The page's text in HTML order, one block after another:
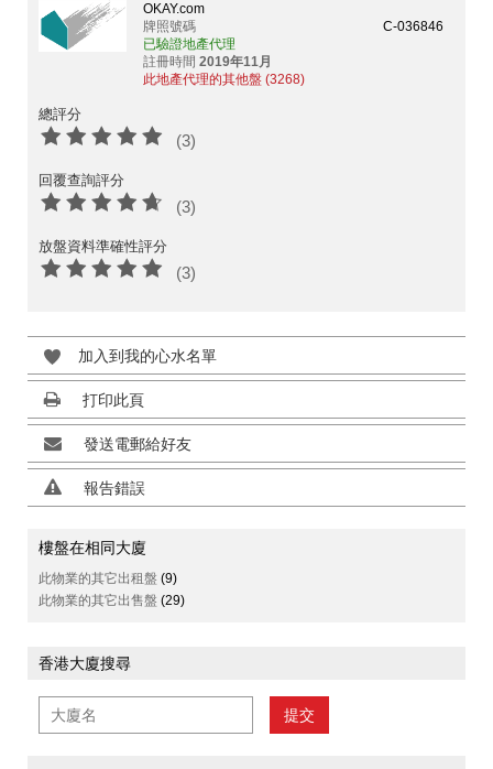
OKAY.com
牌照號碼
C-036846
已驗證地產代理
註冊時間 2019年11月
此地產代理的其他盤 (3268)
總評分
(3)
回覆查詢評分
(3)
放盤資料準確性評分
(3)
加入到我的心水名單
打印此頁
發送電郵給好友
報告錯誤
樓盤在相同大廈
此物業的其它出租盤 (9)
此物業的其它出售盤 (29)
香港大廈搜尋
提交